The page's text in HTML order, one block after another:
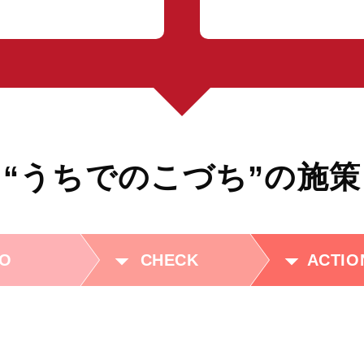
“うちでのこづち”の施策
CHECK